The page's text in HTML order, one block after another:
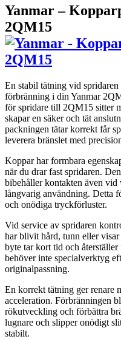
Yanmar –
2QM15
En stabil tätning vid
förbränning i din Yanmar
för spridare till 2QM15 sitter
skapar en säker och tät
packningen tätar korrekt får
leverera bränslet med
Koppar har formbara
när du drar fast spridaren.
bibehåller kontakten även
långvarig användning. Detta
och onödiga tryckförluster.
Vid service av spridaren
har blivit hård, tunn eller
byte tar kort tid och
behöver inte specialverktyg
originalpassning.
En korrekt tätning ger renare
acceleration. Förbränningen
rökutveckling och förbättra
lugnare och slipper onödigt
stabilt.